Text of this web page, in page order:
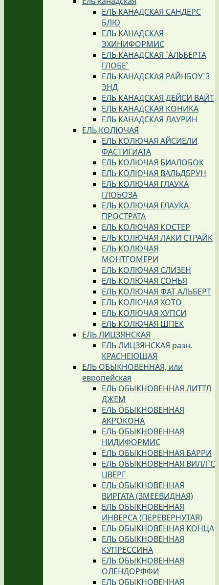
ЕЛЬ КАНАДСКАЯ САНДЕРС
БЛЮ
ЕЛЬ КАНАДСКАЯ
ЭХИНИФОРМИС
ЕЛЬ КАНАДСКАЯ `АЛЬБЕРТА
ГЛОБЕ`
ЕЛЬ КАНАДСКАЯ РАЙНБОУ`З
ЭНД
ЕЛЬ КАНАДСКАЯ ДЕЙСИ ВАЙТ
ЕЛЬ КАНАДСКАЯ КОНИКА
ЕЛЬ КАНАДСКАЯ ЛАУРИН
ЕЛЬ КОЛЮЧАЯ
ЕЛЬ КОЛЮЧАЯ АЙСИЕЛИ
ФАСТИГИАТА
ЕЛЬ КОЛЮЧАЯ БИАЛОБОК
ЕЛЬ КОЛЮЧАЯ ВАЛЬДБРУН
ЕЛЬ КОЛЮЧАЯ ГЛАУКА
ГЛОБОЗА
ЕЛЬ КОЛЮЧАЯ ГЛАУКА
ПРОСТРАТА
ЕЛЬ КОЛЮЧАЯ КОСТЕР
ЕЛЬ КОЛЮЧАЯ ЛАКИ СТРАЙК
ЕЛЬ КОЛЮЧАЯ
МОНТГОМЕРИ
ЕЛЬ КОЛЮЧАЯ СЛИЗЕН
ЕЛЬ КОЛЮЧАЯ СОНЬЯ
ЕЛЬ КОЛЮЧАЯ ФАТ АЛЬБЕРТ
ЕЛЬ КОЛЮЧАЯ ХОТО
ЕЛЬ КОЛЮЧАЯ ХУПСИ
ЕЛЬ КОЛЮЧАЯ ШПЕК
ЕЛЬ ЛИЦЗЯНСКАЯ
ЕЛЬ ЛИЦЗЯНСКАЯ разн.
КРАСНЕЮЩАЯ
ЕЛЬ ОБЫКНОВЕННАЯ, или
европейская
ЕЛЬ ОБЫКНОВЕННАЯ ЛИТТЛ
ДЖЕМ
ЕЛЬ ОБЫКНОВЕННАЯ
АКРОКОНА
ЕЛЬ ОБЫКНОВЕННАЯ
НИДИФОРМИС
ЕЛЬ ОБЫКНОВЕННАЯ БАРРИ
ЕЛЬ ОБЫКНОВЕННАЯ ВИЛЛ`С
ЦВЕРГ
ЕЛЬ ОБЫКНОВЕННАЯ
ВИРГАТА (ЗМЕЕВИДНАЯ)
ЕЛЬ ОБЫКНОВЕННАЯ
ИНВЕРСА (ПЕРЕВЕРНУТАЯ)
ЕЛЬ ОБЫКНОВЕННАЯ КОНЦА
ЕЛЬ ОБЫКНОВЕННАЯ
КУПРЕССИНА
ЕЛЬ ОБЫКНОВЕННАЯ
ОЛЕНДОРФФИ
ЕЛЬ ОБЫКНОВЕННАЯ